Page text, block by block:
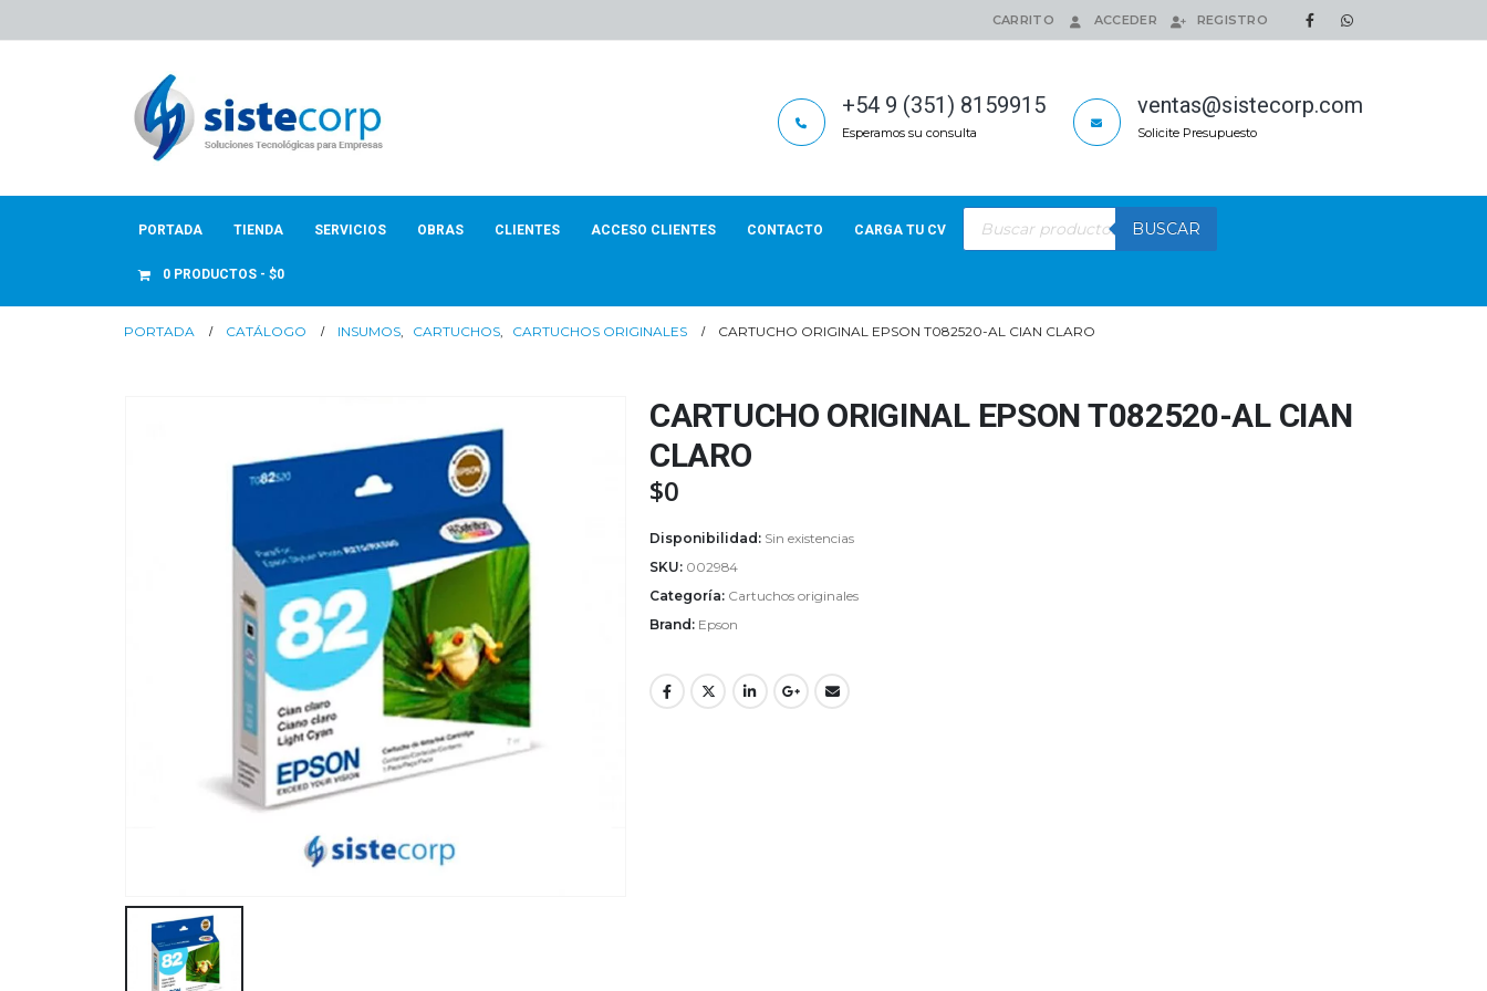
CARRITO ACCEDER REGISTRO
+54 9 (351) 8159915
Esperamos su consulta
ventas@sistecorp.com
Solicite Presupuesto
PORTADA TIENDA SERVICIOS OBRAS CLIENTES ACCESO CLIENTES CONTACTO CARGA TU CV
Búsqueda
productos
BUSCAR
0 PRODUCTOS $0
PORTADA CATÁLOGO INSUMOS, CARTUCHOS, CARTUCHOS ORIGINALES CARTUCHO ORIGINAL EPSON T082520-AL CIAN CLARO
CARTUCHO ORIGINAL EPSON T082520-AL CIAN
CLARO
$0
Disponibilidad: Sin existencias
SKU: 002984
Categoría: Cartuchos originales
Brand: Epson